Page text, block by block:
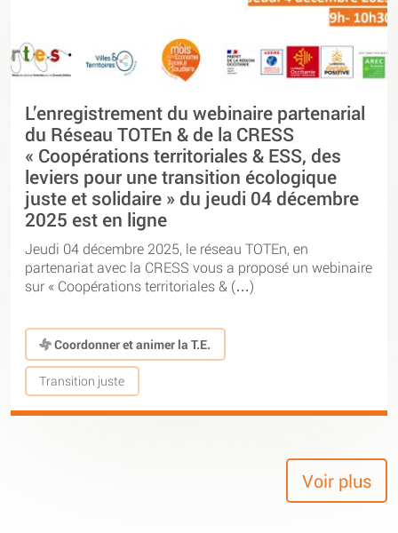
L’enregistrement du webinaire partenarial
du Réseau TOTEn & de la CRESS
« Coopérations territoriales & ESS, des
leviers pour une transition écologique
juste et solidaire » du jeudi 04 décembre
2025 est en ligne
Jeudi 04 décembre 2025, le réseau TOTEn, en
partenariat avec la CRESS vous a proposé un webinaire
sur « Coopérations territoriales & (…)
Coordonner et animer la T.E.
Transition juste
Voir plus